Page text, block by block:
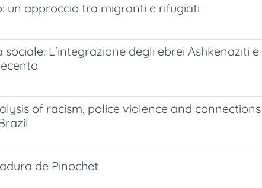
un approccio tra migranti e rifugiati
L'integrazione degli ebrei Ashkenaziti e
of racism, police violence and
de Pinochet